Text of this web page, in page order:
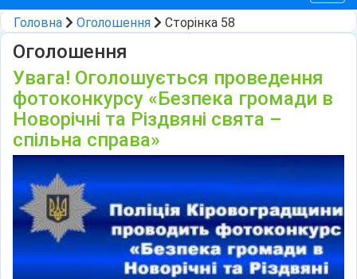
Головна
Оголошення Сторінка 58
Оголошення
Увага! Оголошується проведення
фотоконкурсу «Безпека громади в
Новорічні та Різдвяні свята –
спільна справа»